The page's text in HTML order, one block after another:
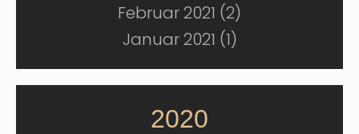
Februar 2021 (2)
Januar 2021 (1)
2020